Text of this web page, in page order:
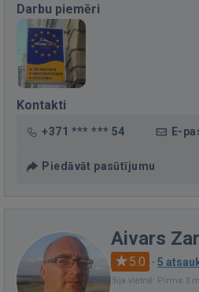
Darbu piemēri
Kontakti
+371 *** *** 54 E-
Piedāvāt pasūtījumu
Aivars
5.0 · 5
Bija vietnē: Pirms 3